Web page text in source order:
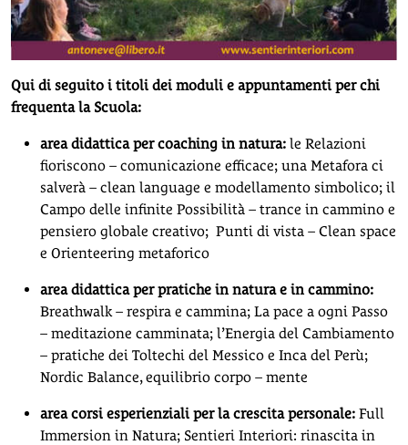
Qui di seguito i titoli dei moduli e appuntamenti per chi
frequenta la Scuola:
area didattica per coaching in natura: le Relazioni
fioriscono – comunicazione efficace; una Metafora ci
salverà – clean language e modellamento simbolico; il
Campo delle infinite Possibilità – trance in cammino e
pensiero globale creativo; Punti di vista – Clean space
e Orienteering metaforico
area didattica per pratiche in natura e in cammino:
Breathwalk – respira e cammina; La pace a ogni Passo
– meditazione camminata; l’Energia del Cambiamento
– pratiche dei Toltechi del Messico e Inca del Perù;
Nordic Balance, equilibrio corpo – mente
area corsi esperienziali per la crescita personale: Full
Immersion in Natura; Sentieri Interiori: rinascita in